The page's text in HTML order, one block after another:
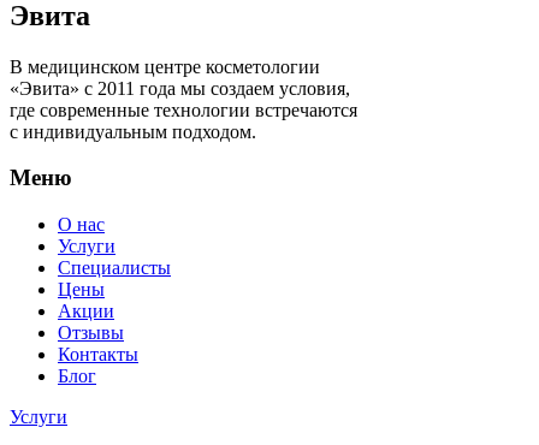
Эвита
В медицинском центре косметологии
«Эвита» с 2011 года мы создаем условия,
где современные технологии встречаются
с индивидуальным подходом.
Меню
О нас
Услуги
Специалисты
Цены
Акции
Отзывы
Контакты
Блог
Услуги